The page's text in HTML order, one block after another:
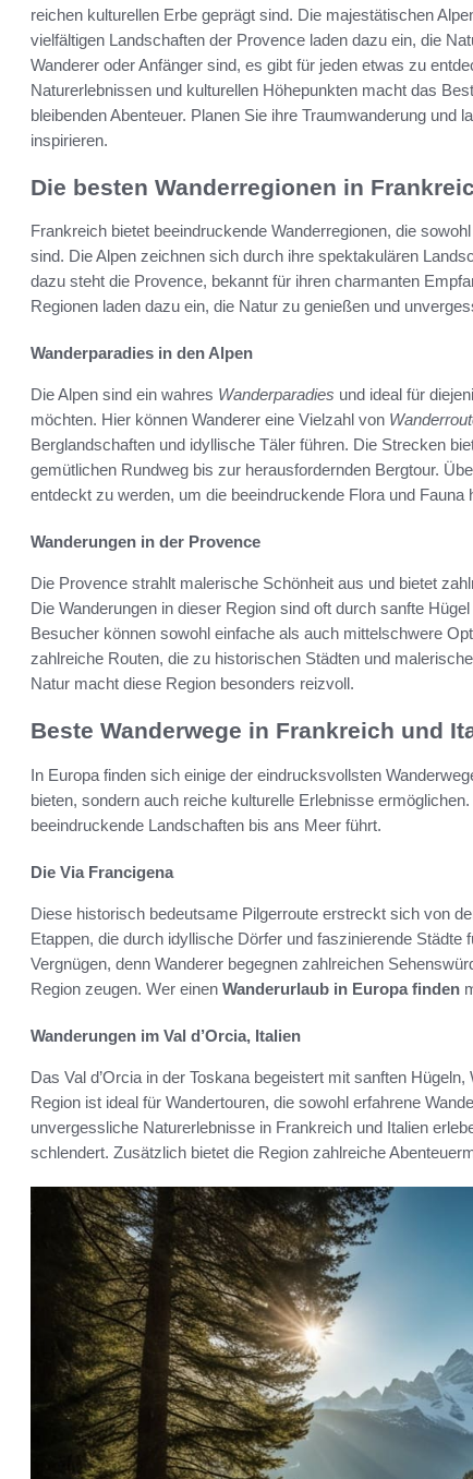
reichen kulturellen Erbe geprägt sind. Die majestätischen
vielfältigen Landschaften der Provence laden dazu ein, die
Wanderer oder Anfänger sind, es gibt für jeden etwas zu
Naturerlebnissen und kulturellen Höhepunkten macht das
bleibenden Abenteuer. Planen Sie ihre Traumwanderung und
inspirieren.
Die besten Wanderregionen in
Frankreich bietet beeindruckende Wanderregionen, die
sind. Die Alpen zeichnen sich durch ihre spektakulären
dazu steht die Provence, bekannt für ihren charmanten
Regionen laden dazu ein, die Natur zu genießen und
Wanderparadies in den Alpen
Die Alpen sind ein wahres Wanderparadies und ideal für
möchten. Hier können Wanderer eine Vielzahl von
Berglandschaften und idyllische Täler führen. Die Strecken
gemütlichen Rundweg bis zur herausfordernden Bergtour.
entdeckt zu werden, um die beeindruckende Flora und Fauna
Wanderungen in der Provence
Die Provence strahlt malerische Schönheit aus und bietet
Die Wanderungen in dieser Region sind oft durch sanfte
Besucher können sowohl einfache als auch mittelschwere
zahlreiche Routen, die zu historischen Städten und
Natur macht diese Region besonders reizvoll.
Beste Wanderwege in Frankreich und
In Europa finden sich einige der eindrucksvollsten
bieten, sondern auch reiche kulturelle Erlebnisse
beeindruckende Landschaften bis ans Meer führt.
Die Via Francigena
Diese historisch bedeutsame Pilgerroute erstreckt sich von
Etappen, die durch idyllische Dörfer und faszinierende Städte
Vergnügen, denn Wanderer begegnen zahlreichen
Region zeugen. Wer einen Wanderurlaub in Europa finden
Wanderungen im Val d’Orcia, Italien
Das Val d’Orcia in der Toskana begeistert mit sanften
Region ist ideal für Wandertouren, die sowohl erfahrene
unvergessliche Naturerlebnisse in Frankreich und Italien
schlendert. Zusätzlich bietet die Region zahlreiche